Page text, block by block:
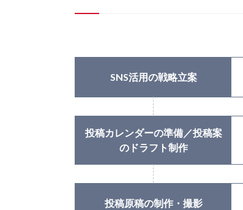
SNS活用の戦略立案
投稿カレンダーの準備／投稿案
のドラフト制作
投稿原稿の制作・撮影